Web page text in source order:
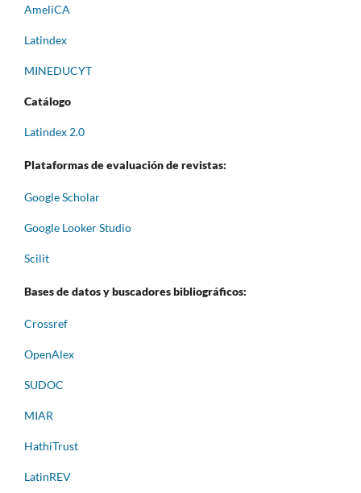
AmeliCA
Latindex
MINEDUCYT
Catálogo
Latindex 2.0
Plataformas de evaluación de revistas:
Google Scholar
Google Looker Studio
Scilit
Bases de datos y buscadores bibliográficos:
Crossref
OpenAlex
SUDOC
MIAR
HathiTrust
LatinREV